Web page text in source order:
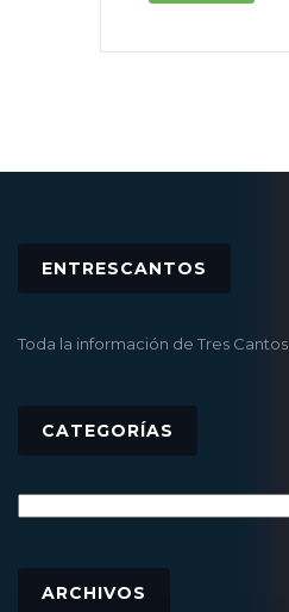
ENTRESCANTOS
Toda la información de Tres Cantos
CATEGORÍAS
ARCHIVOS